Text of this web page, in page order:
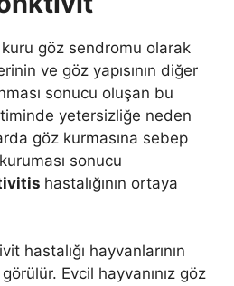
kuru göz sendromu olarak
ve göz yapısının diğer
sonucu oluşan bu
yetersizliğe neden
göz kurmasına sebep
sonucu
hastalığının ortaya
hastalığı hayvanlarının
Evcil hayvanınız göz